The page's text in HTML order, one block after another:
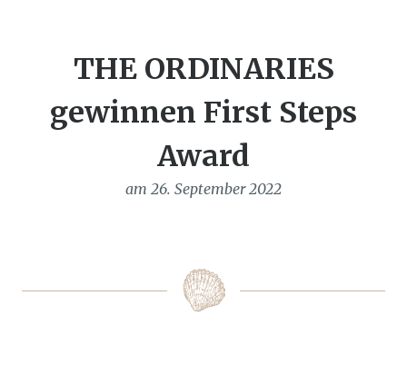
THE ORDINARIES
gewinnen First Steps
Award
am 26. September 2022